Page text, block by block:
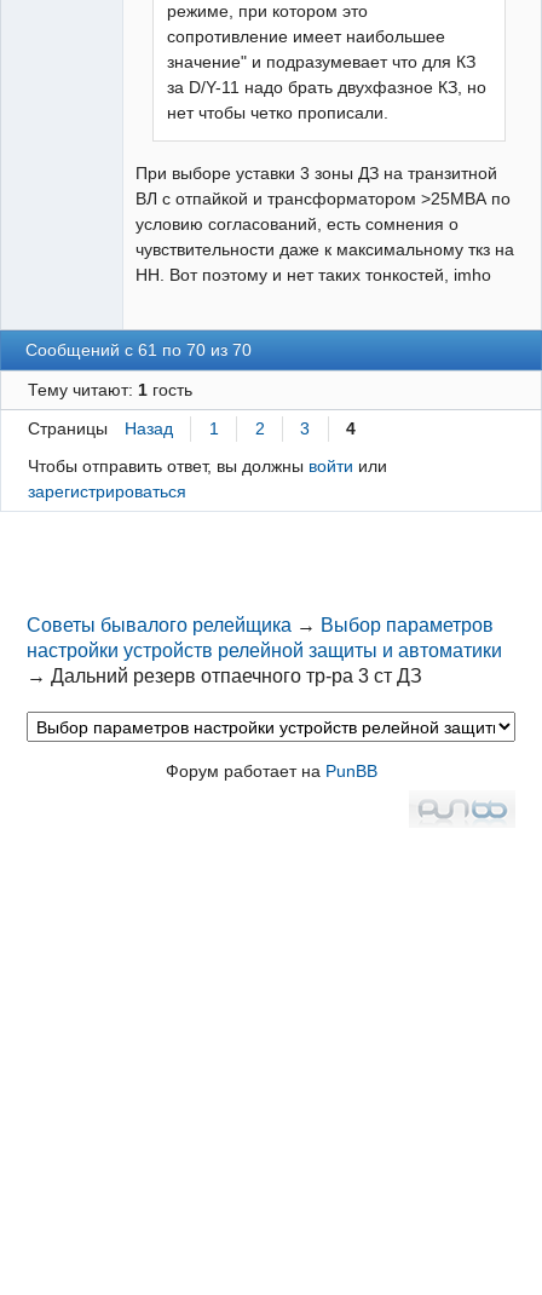
режиме, при котором это
сопротивление имеет наибольшее
значение" и подразумевает что для КЗ
за D/Y-11 надо брать двухфазное КЗ, но
нет чтобы четко прописали.
При выборе уставки 3 зоны ДЗ на транзитной
ВЛ с отпайкой и трансформатором >25МВА по
условию согласований, есть сомнения о
чувствительности даже к максимальному ткз на
НН. Вот поэтому и нет таких тонкостей, imho
Сообщений с 61 по 70 из 70
Тему читают: 1гость
Страницы Назад 1 2 3
4
Чтобы отправить ответ, вы должны войти или
зарегистрироваться
Советы бывалого релейщика → Выбор параметров
настройки устройств релейной защиты и автоматики
→Дальний резерв отпаечного тр-ра 3 ст ДЗ
Форум работает на PunBB